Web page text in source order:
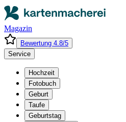
Magazin
Bewertung 4.8/5
Service
Hochzeit
Fotobuch
Geburt
Taufe
Geburtstag